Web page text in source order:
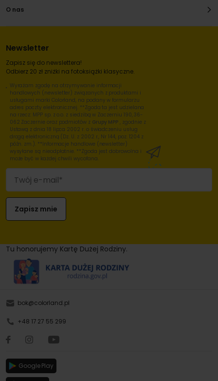
O nas
Newsletter
Zapisz się do newslettera!
Odbierz 20 zł zniżki na fotoksiążki klasyczne.
Wyrażam zgodę na otrzymywanie informacji
handlowych (newsletter) związanych z produktami i
usługami marki Colorland, na podany w formularzu
adres poczty elektronicznej. **Zgoda ta jest udzielana
na rzecz: MPP sp. z o.o. z siedzibą w Zaczerniu 190, 36-
062 Zaczernie oraz podmiotów z Grupy MPP , zgodnie z
Ustawą z dnia 18 lipca 2002 r. o świadczeniu usług
drogą elektroniczną (Dz. U. z 2002 r., Nr 144, poz. 1204 z
późn. zm.). **Informacje handlowe (newsletter)
wysyłane są nieodpłatnie. **Zgoda jest dobrowolna i
może być w każdej chwili wycofana.
Tu honorujemy Kartę Dużej Rodziny.
bok@colorland.pl
+48 17 27 55 299
Google Play